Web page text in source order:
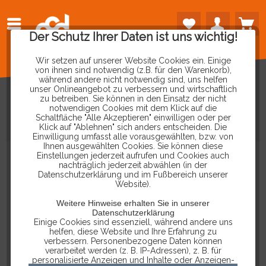
Der Schutz Ihrer Daten ist uns wichtig!
Wir setzen auf unserer Website Cookies ein. Einige
von ihnen sind notwendig (z.B. für den Warenkorb),
während andere nicht notwendig sind, uns helfen
unser Onlineangebot zu verbessern und wirtschaftlich
zu betreiben. Sie können in den Einsatz der nicht
notwendigen Cookies mit dem Klick auf die
Schaltfläche "Alle Akzeptieren" einwilligen oder per
Klick auf "Ablehnen" sich anders entscheiden. Die
Einwilligung umfasst alle vorausgewählten, bzw. von
Ihnen ausgewählten Cookies. Sie können diese
Einstellungen jederzeit aufrufen und Cookies auch
nachträglich jederzeit abwählen (in der
Datenschutzerklärung und im Fußbereich unserer
Website).
Weitere Hinweise erhalten Sie in unserer
Datenschutzerklärung
Einige Cookies sind essenziell, während andere uns
helfen, diese Website und Ihre Erfahrung zu
verbessern. Personenbezogene Daten können
verarbeitet werden (z. B. IP-Adressen), z. B. für
personalisierte Anzeigen und Inhalte oder Anzeigen-
VCDS MIT HEX-NET IM SET